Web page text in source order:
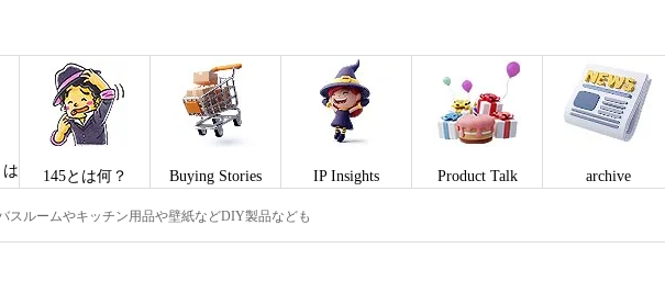
は 145とは何？ Buying Stories IP Insights Product Talk archive
スルームやキッチン用品や壁紙などDIY製品なども